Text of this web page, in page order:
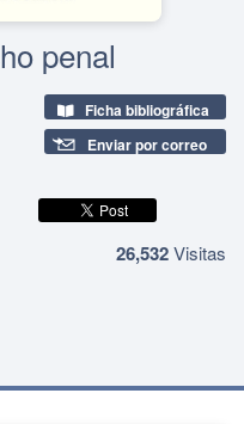
penal
Ficha bibliográfica
Enviar por correo
26,532Visitas